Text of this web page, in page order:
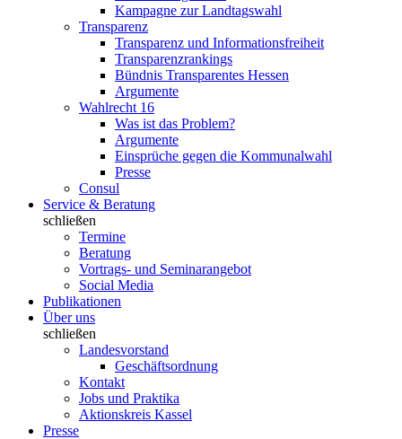
Kampagne zur Landtagswahl
Transparenz
Transparenz und Informationsfreiheit
Transparenzrankings
Bündnis Transparentes Hessen
Argumente
Wahlrecht 16
Was ist das Problem?
Argumente
Einsprüche gegen die Kommunalwahl
Presse
Consul
Service & Beratung
schließen
Termine
Beratung
Vortrags- und Seminarangebot
Social Media
Publikationen
Über uns
schließen
Landesvorstand
Geschäftsordnung
Kontakt
Jobs und Praktika
Aktionskreis Kassel
Presse